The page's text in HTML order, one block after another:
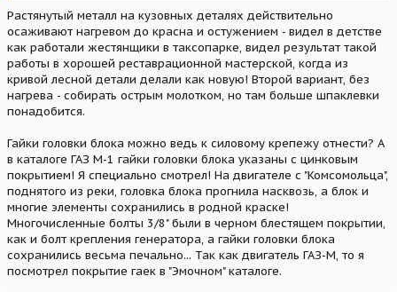
покрытия. После того же цинка он становится хрупким.
Растянутый металл на кузовных деталях действительно
осаживают нагревом до красна и остужением - видел в детстве
как работали жестянщики в таксопарке, видел результат такой
работы в хорошей реставрационной мастерской, когда из
кривой лесной детали делали как новую! Второй вариант, без
нагрева - собирать острым молотком, но там больше шпаклевки
понадобится.
Гайки головки блока можно ведь к силовому крепежу отнести? А
в каталоге ГАЗ М-1 гайки головки блока указаны с цинковым
покрытием! Я специально смотрел! На двигателе с "Комсомольца",
поднятого из реки, головка блока прогнила насквозь, а блок и
многие элементы сохранились в родной краске!
Многочисленные болты 3/8" были в черном блестящем покрытии,
как и болт крепления генератора, а гайки головки блока
сохранились весьма печально... Так как двигатель ГАЗ-М, то я
посмотрел покрытие гаек в "Эмочном" каталоге.